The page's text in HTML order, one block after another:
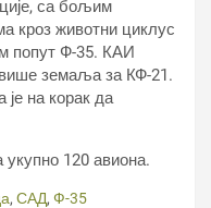
са бољим
кроз животни циклус
попут Ф-35. КАИ
земаља за КФ-21.
је на корак да
120 авиона.
, САД, Ф-35